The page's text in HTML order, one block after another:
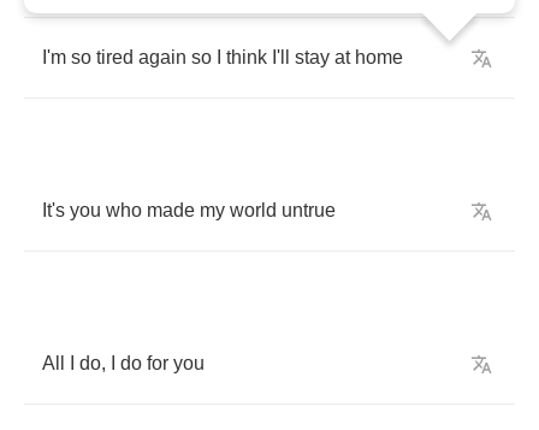
I'm so tired again so think I'll stay at home
It's you who made my world untrue
All do, do for you